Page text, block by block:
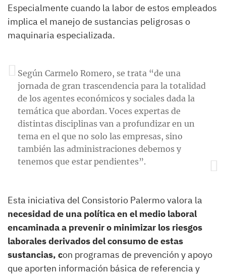
Especialmente cuando la labor de estos empleados
implica el manejo de sustancias peligrosas o
maquinaria especializada.
Según Carmelo Romero, se trata “de una
jornada de gran trascendencia para la totalidad
de los agentes económicos y sociales dada la
temática que abordan. Voces expertas de
distintas disciplinas van a profundizar en un
tema en el que no solo las empresas, sino
también las administraciones debemos y
tenemos que estar pendientes”.
Esta iniciativa del Consistorio Palermo valora la
necesidad de una política en el medio laboral
encaminada a prevenir o minimizar los riesgos
laborales derivados del consumo de estas
sustancias, con programas de prevención y apoyo
que aporten información básica de referencia y